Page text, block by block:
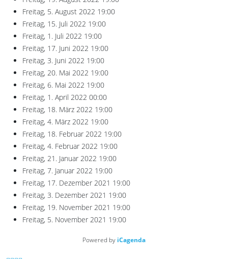
Freitag, 5. August 2022 19:00
Freitag, 15. Juli 2022 19:00
Freitag, 1. Juli 2022 19:00
Freitag, 17. Juni 2022 19:00
Freitag, 3. Juni 2022 19:00
Freitag, 20. Mai 2022 19:00
Freitag, 6. Mai 2022 19:00
Freitag, 1. April 2022 00:00
Freitag, 18. März 2022 19:00
Freitag, 4. März 2022 19:00
Freitag, 18. Februar 2022 19:00
Freitag, 4. Februar 2022 19:00
Freitag, 21. Januar 2022 19:00
Freitag, 7. Januar 2022 19:00
Freitag, 17. Dezember 2021 19:00
Freitag, 3. Dezember 2021 19:00
Freitag, 19. November 2021 19:00
Freitag, 5. November 2021 19:00
Powered by iCagenda